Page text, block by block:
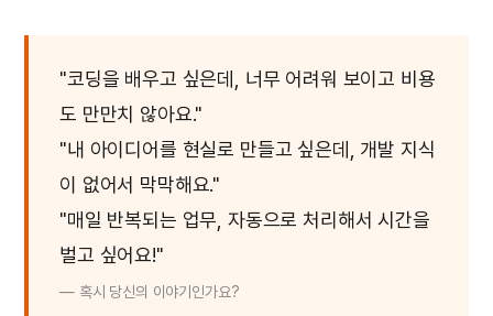
"코딩을 배우고 싶은데, 너무 어려워 보이고 비용
도 만만치 않아요."
"내 아이디어를 현실로 만들고 싶은데, 개발 지식
이 없어서 막막해요."
"매일 반복되는 업무, 자동으로 처리해서 시간을
벌고 싶어요!"
— 혹시 당신의 이야기인가요?